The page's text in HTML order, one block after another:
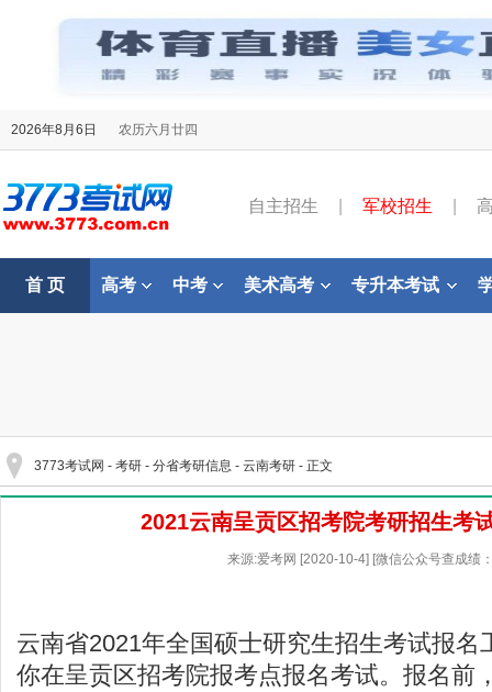
2026年8月6日 农历六月廿四
自主招生 军校招生
首 页 高考 中考 美术高考 专升本考试
3773考试网 - 考研 - 分省考研信息 - 云南考研 - 正文
2021云南呈贡区招考院考研招生考
来源:爱考网 [2020-10-4] [微信公众号查成绩
云南省2021年全国硕士研究生招生考试报名
你在呈贡区招考院报考点报名考试。报名前